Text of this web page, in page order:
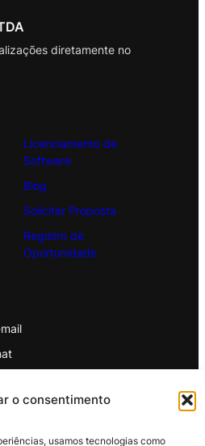
o consentimento
usamos tecnologias como
diretamente no
Licenciamento de
Software
Blog
Solicitar Proposta
Registro de
Oportunidade